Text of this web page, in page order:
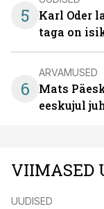
5
Karl Oder
taga on
6
ARVAMUSED
Mats
eeskujul
VIIMASED
UUDISED